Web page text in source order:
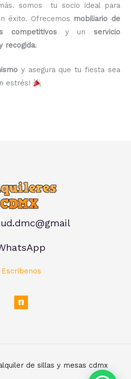
somos tu socio ideal para
éxito. Ofrecemos mobiliario de
competitivos y un servicio
recogida.
y asegura que tu fiesta sea
estrés!
Escríbenos
de sillas y mesas cdmx